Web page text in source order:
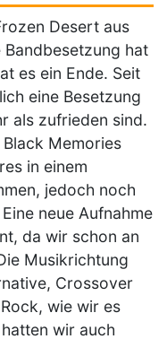
Desert aus
hat
es ein Ende. Seit
eine Besetzung
als zufrieden sind.
Memories
in einem
jedoch noch
neue Aufnahme
da wir schon an
Musikrichtung
Crossover
wie wir es
wir auch